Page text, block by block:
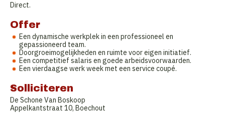
Direct.
Offer
Een dynamische werkplek in een professioneel en
gepassioneerd team.
Doorgroeimogelijkheden en ruimte voor eigen initiatief.
Een competitief salaris en goede arbeidsvoorwaarden.
Een vierdaagse werk week met een service coupé.
Solliciteren
De Schone Van Boskoop
Appelkantstraat 10, Boechout